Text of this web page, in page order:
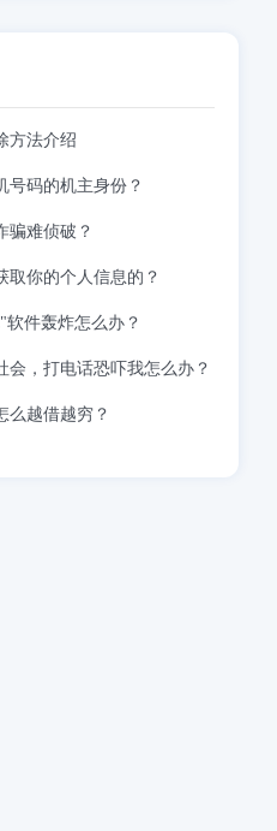
方法介绍
号码的机主身份？
骗难侦破？
取你的个人信息的？
件轰炸怎么办？
会，打电话恐吓我怎么办？
么越借越穷？